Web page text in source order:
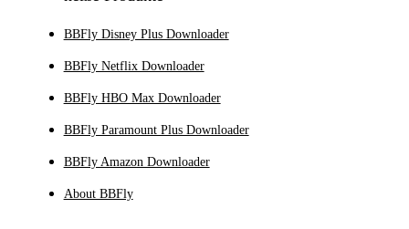
BBFly Disney Plus Downloader
BBFly Netflix Downloader
BBFly HBO Max Downloader
BBFly Paramount Plus Downloader
BBFly Amazon Downloader
About BBFly